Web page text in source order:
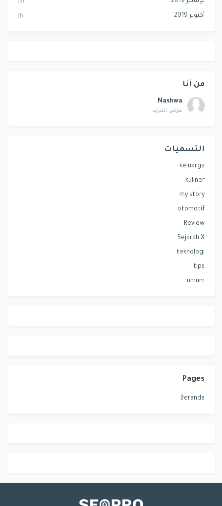
(3)
أكتوبر 2019 (1)
من أنا
Nashwa
عرض المزيد
التسميات
keluarga
kuliner
my story
otomotif
Review
Sejarah X
teknologi
tips
umum
Pages
Beranda